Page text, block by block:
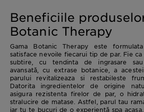
Beneficiile
Botanic Therapy
Gama Botanic Therapy este
satisface nevoile fiecarui tip de par. Fie
subtire, cu tendinta de ingrasare
avansată, cu extrase botanice, a
parului revitalizeaza si restabileste
Datorita ingredientelor de origine
asigura rezistenta firelor de par, o
stralucire de matase. Astfel, parul tau
iar tu te bucuri de o experiență spa